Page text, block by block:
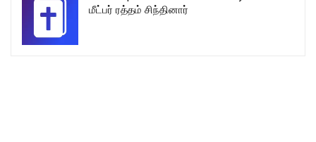
மீட்பர் ரத்தம் சிந்தினார்